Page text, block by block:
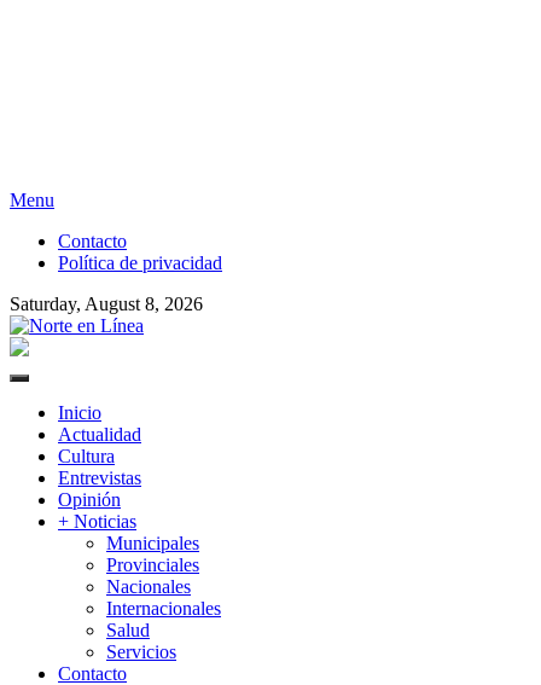
Skip
content
Menu
Contacto
Política de privacidad
Saturday, August 8, 2026
Primary
Inicio
Actualidad
Cultura
Entrevistas
Opinión
+ Noticias
Municipales
Provinciales
Nacionales
Internacionales
Salud
Servicios
Contacto